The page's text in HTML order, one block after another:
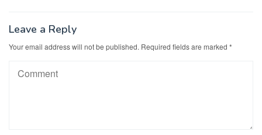
Leave a Reply
Your email address will not be published. Required fields are marked *